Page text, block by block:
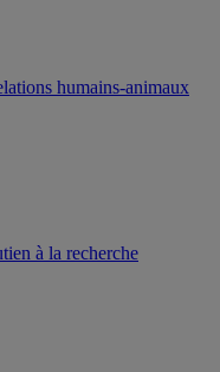
humains-animaux
à la recherche